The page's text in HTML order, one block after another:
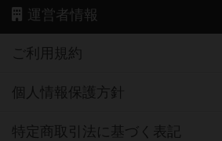
運営者情報
ご利用規約
個人情報保護方針
特定商取引法に基づく表記